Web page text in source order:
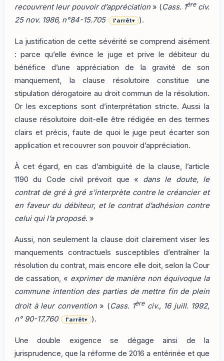
recouvrent leur pouvoir d’appréciation » (Cass. 1èreciv.
25 nov. 1986, n°84-15.705
l'arrêt▾ ).
La justification de cette sévérité se comprend aisément
: parce qu’elle évince le juge et prive le débiteur du
bénéfice d’une appréciation de la gravité de son
manquement, la clause résolutoire constitue une
stipulation dérogatoire au droit commun de la résolution.
Or les exceptions sont d’interprétation stricte. Aussi la
clause résolutoire doit-elle être rédigée en des termes
clairs et précis, faute de quoi le juge peut écarter son
application et recouvrer son pouvoir d’appréciation.
À cet égard, en cas d’ambiguïté de la clause, l’article
1190 du Code civil prévoit que « dans le doute, le
contrat de gré à gré s’interprète contre le créancier et
en faveur du débiteur, et le contrat d’adhésion contre
celui qui l’a proposé. »
Aussi, non seulement la clause doit clairement viser les
manquements contractuels susceptibles d’entraîner la
résolution du contrat, mais encore elle doit, selon la Cour
de cassation, « exprimer de manière non équivoque la
commune intention des parties de mettre fin de plein
droit à leur convention» (Cass. 1èreciv., 16 juill. 1992,
n° 90-17.760
l'arrêt▾ ).
Une double exigence se dégage ainsi de la
jurisprudence, que la réforme de 2016 a entérinée et que